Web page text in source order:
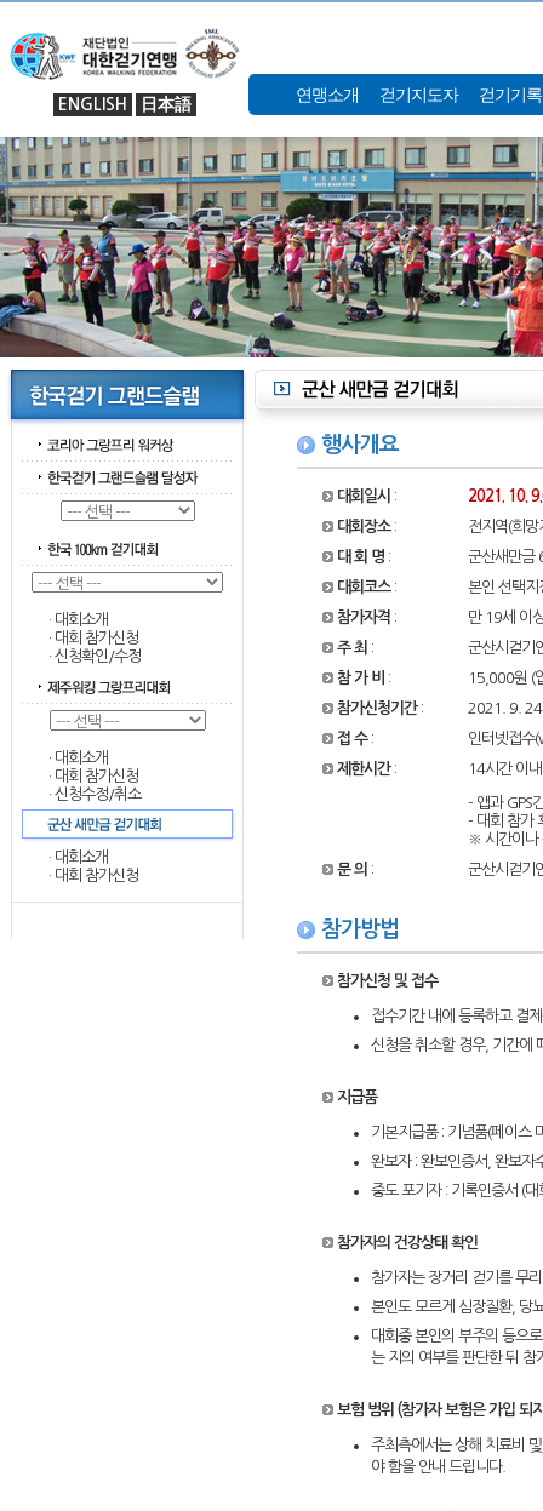
ENGLISH 日本語 연맹소개 걷기지도자 걷기기
· 대회소개
· 대회 참가신청
· 신청확인/수정
· 대회소개
· 대회 참가신청
· 신청수정/취소
· 대회소개
· 대회 참가신청
행사개요
대회일시 :
2021. 10.
대회장소:
전지역(희
대 회 명 :
군산새만금
대회코스:
본인 선택지
참가자격 :
만 19세 이
주 최 :
군산시걷기
참 가 비 :
15,000원 (
참가신청기간:
2021. 9.
접 수:
인터넷접
제한시간: 14시간 이
- 앱과 GPS
- 대회 참가
※ 시간이나
문 의 : 군산시걷기
참가방법
참가신청 및 접수
접수기간 내에 등록하고 결
신청을 취소할 경우, 기간에
지급품
기본지급품 : 기념품(페이스
완보자 : 완보인증서, 완보자
중도 포기자 : 기록인증서 (
참가자의 건강상태 확인
참가자는 장거리 걷기를 무
본인도 모르게 심장질환, 당
대회중 본인의 부주의 등으
는 지의 여부를 판단한 뒤 참
보험 범위 (참가자 보험은 가입 되
주최측에서는 상해 치료비
야 함을 안내 드립니다.